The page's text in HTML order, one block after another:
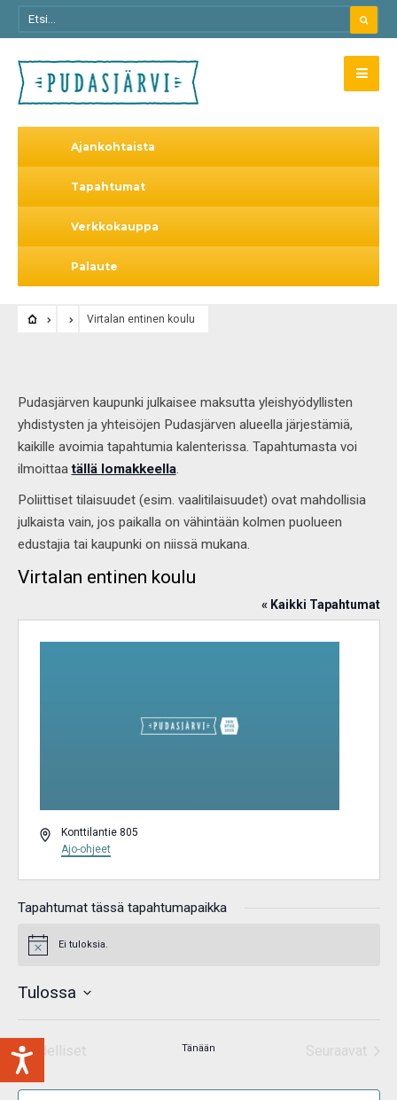
Ajankohtaista
Tapahtumat
Verkkokauppa
Palaute
Virtalan entinen koulu
Pudasjärven kaupunki julkaisee maksutta yleishyödyllisten
yhdistysten ja yhteisöjen Pudasjärven alueella järjestämiä,
kaikille avoimia tapahtumia kalenterissa. Tapahtumasta voi
ilmoittaatällä lomakkeella.
Poliittiset tilaisuudet (esim. vaalitilaisuudet) ovat mahdollisia
julkaista vain, jos paikalla on vähintään kolmen puolueen
edustajia tai kaupunki on niissä mukana.
Virtalan entinen koulu
« Kaikki Tapahtumat
OsoiteKonttilantie 805
Ajo-ohjeet
Tapahtumat tässä tapahtumapaikka
Notice Ei tuloksia.
Tulossa
Valitse
päivä.
Edelliset
Tänään
Seuraavat